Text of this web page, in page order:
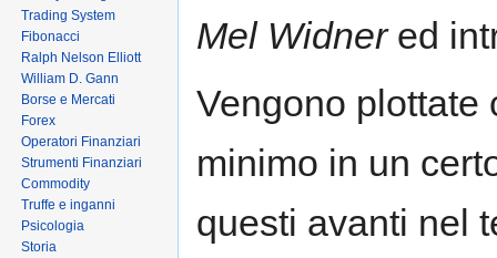
Mel Widnered
Vengono plottate
minimo in un
questi avanti nel
Trading System
Fibonacci
Ralph Nelson Elliott
William D. Gann
Borse e Mercati
Forex
Operatori Finanziari
Strumenti Finanziari
Commodity
Truffe e inganni
Psicologia
Storia